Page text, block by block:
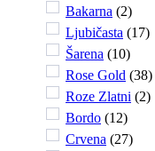
Bakarna (2)
Ljubičasta (17)
Šarena (10)
Rose Gold (38)
Roze Zlatni (2)
Bordo (12)
Crvena (27)